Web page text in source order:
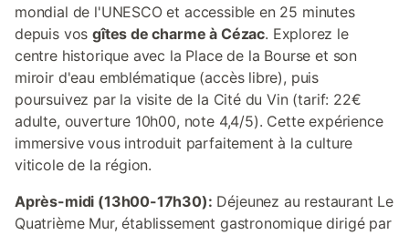
mondial de l'UNESCO et accessible en 25 minutes
depuis vosgîtes de charme à Cézac. Explorez le
centre historique avec la Place de la Bourse et son
miroir d'eau emblématique (accès libre), puis
poursuivez par la visite de la Cité du Vin (tarif: 22€
adulte, ouverture 10h00, note 4,4/5). Cette expérience
immersive vous introduit parfaitement à la culture
viticole de la région.
Après-midi (13h00-17h30): Déjeunez au restaurant Le
Quatrième Mur, établissement gastronomique dirigé par